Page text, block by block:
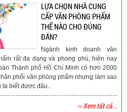
LỰA CHỌN NHÀ CUNG
CẤP VĂN PHÒNG PHẨM
THẾ NÀO CHO ĐÚNG
ĐẮN?
Ngành kinh doanh văn
rất đa dạng và phong phú, hiện nay
Thành phố Hồ Chí Minh có hơn 2000
phối văn phòng phẩm nhưng làm sao
ta biết được đâu..
›› Xem tất cả...